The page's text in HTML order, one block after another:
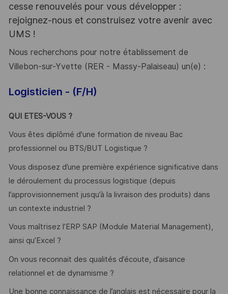
cesse renouvelés pour vous développer :
rejoignez-nous et construisez votre avenir avec
UMS !
Nous recherchons pour notre établissement de
Villebon-sur-Yvette (RER - Massy-Palaiseau) un(e) :
Logisticien - (F/H)
QUI ETES-VOUS ?
Vous êtes diplômé d'une formation de niveau Bac
professionnel ou BTS/BUT Logistique ?
Vous disposez d’une première expérience significative dans
le déroulement du processus logistique (depuis
l’approvisionnement jusqu’à la livraison des produits) dans
un contexte industriel ?
Vous maîtrisez l’ERP SAP (Module Material Management),
ainsi qu’Excel ?
On vous reconnait des qualités d’écoute, d’aisance
relationnel et de dynamisme ?
Une bonne connaissance de l’anglais est nécessaire pour la